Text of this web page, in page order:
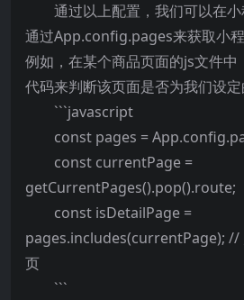
通过以上配置，我们可以在小
通过App.config.pages来获取小程
例如，在某个商品页面的js文件中
代码来判断该页面是否为我们设定
```javascript
const pages =
const currentPage =
getCurrentPages().pop().route;
const isDetailPage =
pages.includes(currentPage); //
页
```